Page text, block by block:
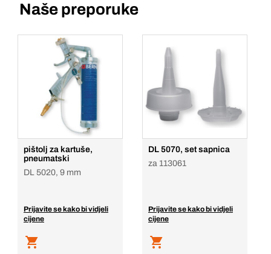
Naše preporuke
pištolj za kartuše,
pneumatski
DL 5020, 9 mm
Prijavite se kako bi vidjeli
cijene
DL 5070, set sapnica
za 113061
Prijavite se kako bi vidjeli
cijene